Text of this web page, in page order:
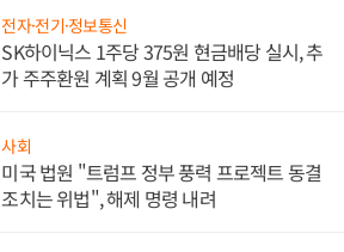
전자·전기·정보통신
SK하이닉스 1주당 375원 현금배당 실시, 추
가 주주환원 계획 9월 공개 예정
사회
미국 법원 "트럼프 정부 풍력 프로젝트 동결
조치는 위법", 해제 명령 내려